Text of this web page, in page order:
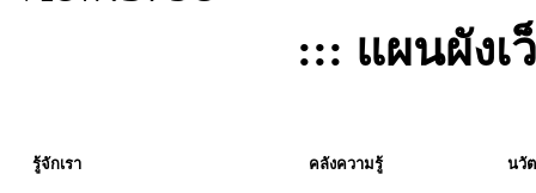
::: แผนผังเ
รู้จักเรา คลังความรู้ นวัต